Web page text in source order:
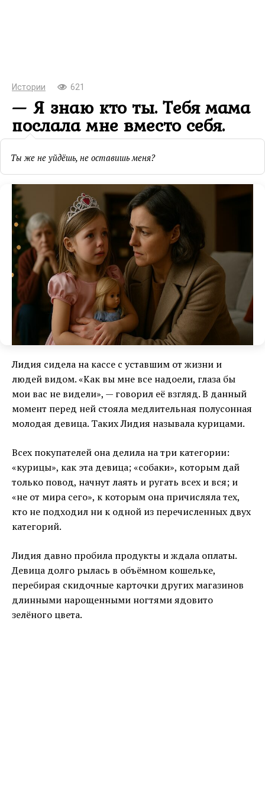
Истории 621
— Я знаю кто ты. Тебя мама
послала мне вместо себя.
Ты же не уйдёшь, не оставишь меня?
Лидия сидела на кассе с уставшим от жизни и
людей видом. «Как вы мне все надоели, глаза бы
мои вас не видели», — говорил её взгляд. В данный
момент перед ней стояла медлительная полусонная
молодая девица. Таких Лидия называла курицами.
Всех покупателей она делила на три категории:
«курицы», как эта девица; «собаки», которым дай
только повод, начнут лаять и ругать всех и вся; и
«не от мира сего», к которым она причисляла тех,
кто не подходил ни к одной из перечисленных двух
категорий.
Лидия давно пробила продукты и ждала оплаты.
Девица долго рылась в объёмном кошельке,
перебирая скидочные карточки других магазинов
длинными нарощенными ногтями ядовито
зелёного цвета.